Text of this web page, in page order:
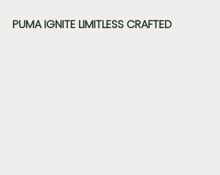
PUMA IGNITE LIMITLESS CRAFTED